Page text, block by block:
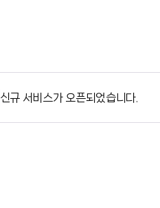
신규 서비스가 오픈되었습니다.